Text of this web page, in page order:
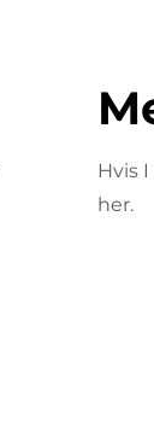
Hvis
her.